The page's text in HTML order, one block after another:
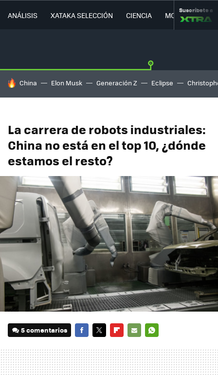
ANÁLISIS XATAKA SELECCIÓN CIENCIA MOVILIDAD
Suscríbete a
HOY SE HABLA DE
China Elon Musk Generación Z Eclipse
La carrera de robots industriales:
China no está en el top 10, ¿dónde
estamos el resto?
5 comentarios
MAIL